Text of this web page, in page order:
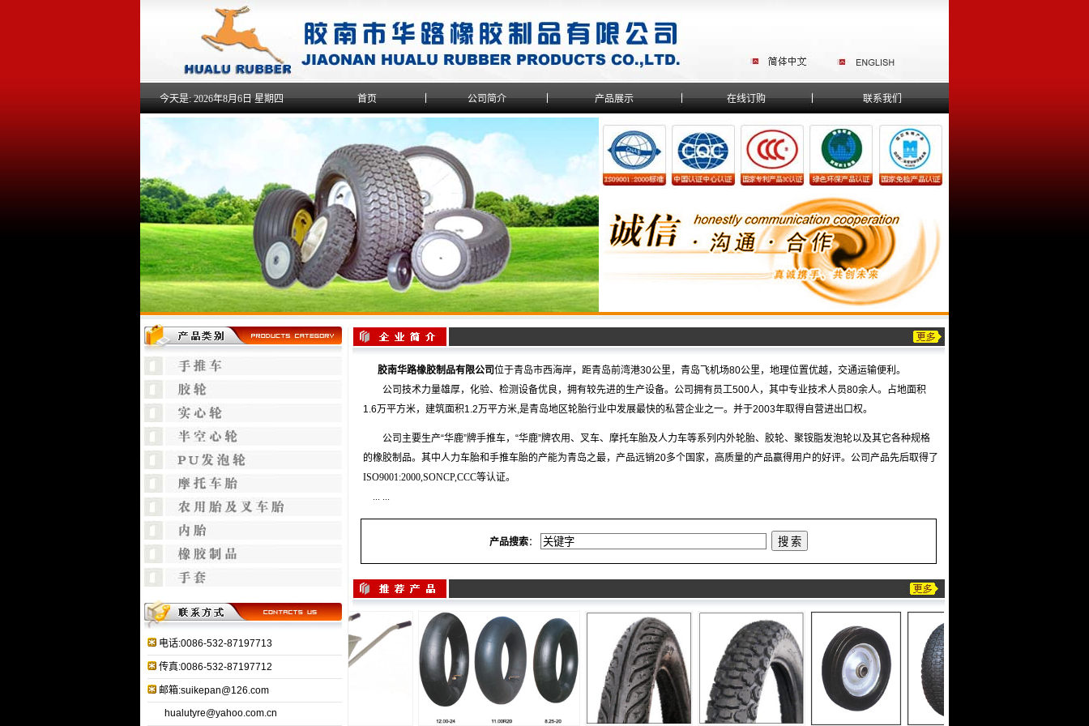
今天是:2026年8月6日 星期四 首页 公司简介 产品展示 在线订购 联系我们
电话:0086-532-87197713
传真:0086-532-87197712
邮箱:suikepan@126.com
hualutyre@yahoo.com.cn
胶南华路橡胶制品有限公司位于青岛市西海岸，距青岛前湾港30公里，青岛飞机场80公里，地理位置优越，交通运输便利。
公司技术力量雄厚，化验、检测设备优良，拥有较先进的生产设备。公司拥有员工500人，其中专业技术人员80余人。占地面积
1.6万平方米，建筑面积1.2万平方米,是青岛地区轮胎行业中发展最快的私营企业之一。并于2003年取得自营进出口权。
公司主要生产“华鹿”牌手推车，“华鹿”牌农用、叉车、摩托车胎及人力车等系列内外轮胎、胶轮、聚铵脂发泡轮以及其它各种规格
的橡胶制品。其中人力车胎和手推车胎的产能为青岛之最，产品远销20多个国家，高质量的产品赢得用户的好评。公司产品先后取得了
ISO9001:2000,SONCP,CCC等认证。
... ...
产品搜索：